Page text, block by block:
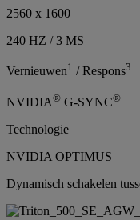
2560 x 1600
240 HZ / 3 MS
Vernieuwen1 / Respons3
NVIDIA® G-SYNC®
Technologie
NVIDIA OPTIMUS
Dynamisch schakelen